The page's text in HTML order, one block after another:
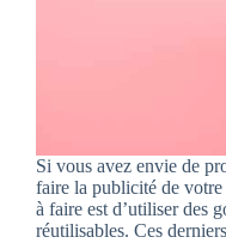
Si vous avez envie de
faire la publicité de
à faire est d’utiliser des
réutilisables. Ces